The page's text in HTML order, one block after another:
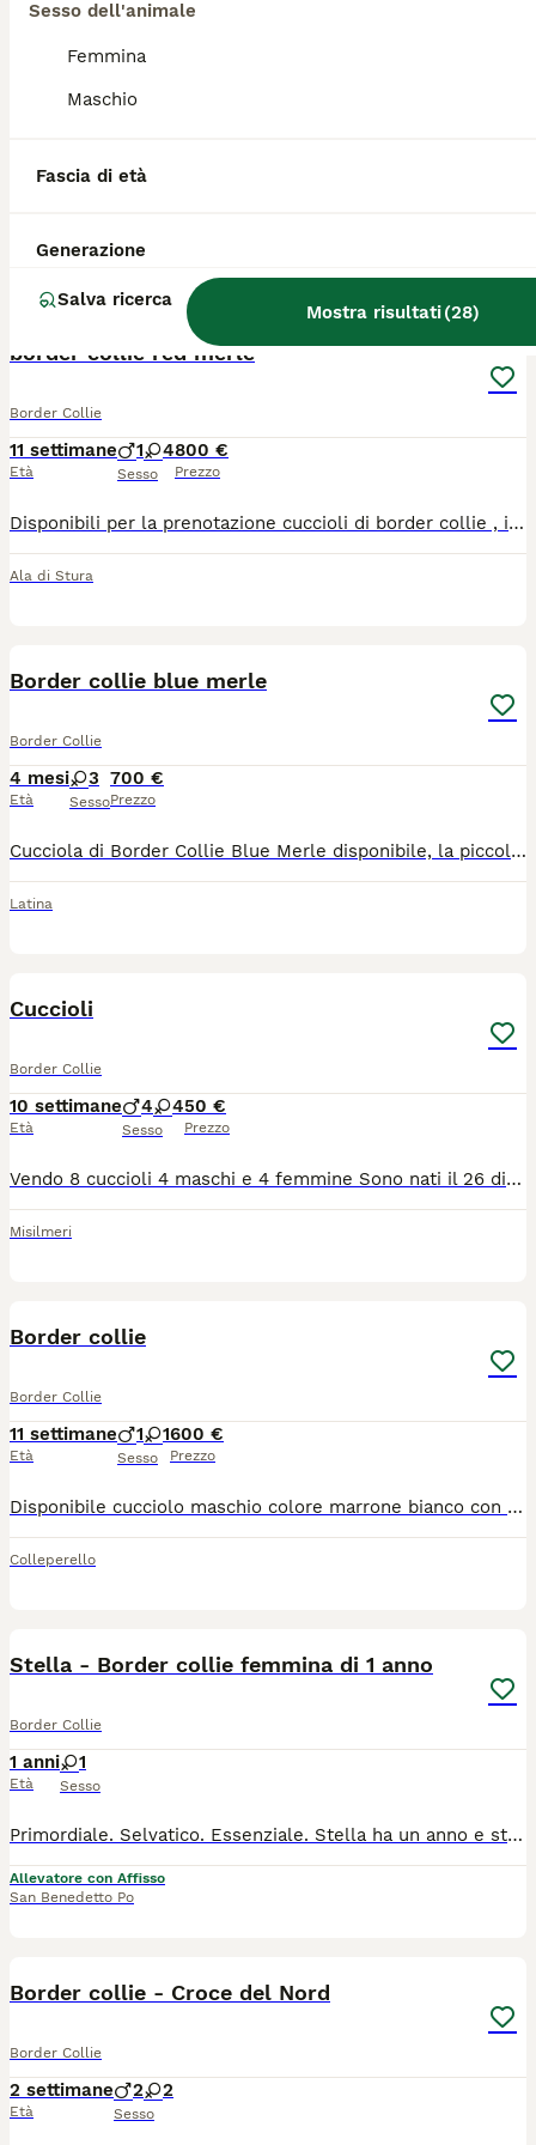
Sesso dell'animale
Femmina
Maschio
Fascia di età
Generazione
Salva ricerca
Mostra risultati(28)
Cuccioli di Border Collie con pedigree
Barbiano
border collie red merle
Border Collie
11 settimane
Età
1 4
Sesso
800 €
Prezzo
Disponibili per la prenotazione cuccioli di border collie , i cuccioli saranno disponibili da fine luglio per la loro nuova famiglia. Nati e cresciuti in contesto famigliare verranno ceduti con pedigree enci , libretto sanitario , microchip , vaccino , sverminati. Già socializzati con altri animali e persone. Disponibile maschio red merle , 3 femmine red merle , e una femmina bianco e nera. Molto equilibrati adatti a diverse discipline sportive o di bellezza .Genitori visibili . Per qualsiasi altra info senza impegno contattateci.
Ala di Stura
Border collie blue merle
Border Collie
4 mesi
Età
3
Sesso
700 €
Prezzo
Cucciola di Border Collie Blue Merle disponibile, la piccola è nata e cresciuta in un centro cinofilo ed è abituata e socializzata con cani, animali, persone e bambini. È una piccola fantastica,solare e molto socievole
Latina
Cuccioli
Border Collie
10 settimane
Età
4 4
Sesso
50 €
Prezzo
Vendo 8 cuccioli 4 maschi e 4 femmine Sono nati il 26 di maggio Incrocio border collie/ maremmano Li sta vendendo mia cognata perché non sa più dove tenerli Non sono né vaccinati e né sverminati
Misilmeri
Border collie
Border Collie
11 settimane
Età
1 1
Sesso
600 €
Prezzo
Disponibile cucciolo maschio colore marrone bianco con pedigree libretto sanitario mamma lastrata con test genetici.
Colleperello
Stella - Border collie femmina di 1 anno
Border Collie
1 anni
Età
1
Sesso
Primordiale. Selvatico. Essenziale. Stella ha un anno e sta iniziando a raccontarmi chi è. È una giovane Border Collie vivace, curiosa e molto affettuosa con le persone di cui si fida. In passeggiata si sta dimostrando sempre più presente e, in libertà, torna con piacere al richiamo, mantenendo naturalmente la vicinanza. Come ogni cane della sua età, ha ancora tanto da scoprire e da vivere. Per questo non cerco semplicemente una famiglia, ma una persona che abbia il desiderio di accompagnare la sua crescita. L'affido di Stella fa parte di un progetto pilota: oltre al cane, comprende l'accompagnamento attraverso il Metodo Hekate, per sostenere la nascita della relazione e crescere insieme con maggiore consapevolezza. Credo che un cane adulto abbia un valore speciale. Non è una pagina già scritta. È una storia che ha già iniziato a prendere forma e che aspetta qualcuno con cui continuare il cammino. Se senti che questa visione ti appartiene, sarò felice di conoscerti e raccontarti il progetto.
Allevatore con Affisso
San Benedetto Po
Border collie - Croce del Nord
Border Collie
2 settimane
Età
2 2
Sesso